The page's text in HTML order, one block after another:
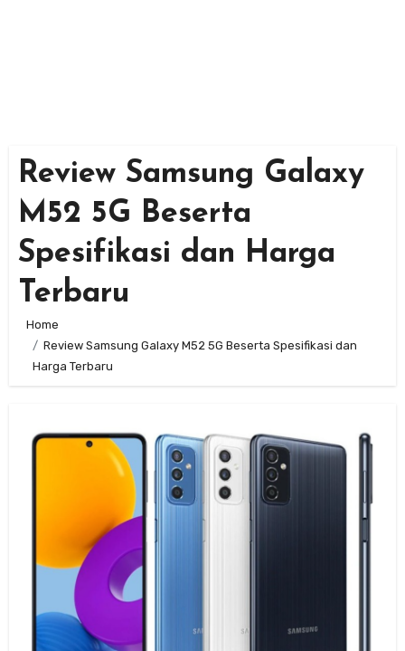
Review Samsung Galaxy
M52 5G Beserta
Spesifikasi dan Harga
Terbaru
Home
Review Samsung Galaxy M52 5G Beserta Spesifikasi dan
Harga Terbaru